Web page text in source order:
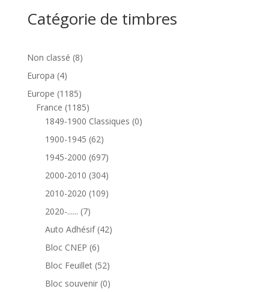
Catégorie de timbres
Non classé 88
Europa 44
produits
Europe 11851185
produits
France 11851185
produits
1849-1900 Classiques 00
1900-1945 6262
produits
1945-2000 697697
produits
2000-2010 304304
produits
2010-2020 109109
2020-...... 77
produits
Auto Adhésif 4242
Bloc CNEP 66
produits
Bloc Feuillet 5252
produits
Bloc souvenir 00